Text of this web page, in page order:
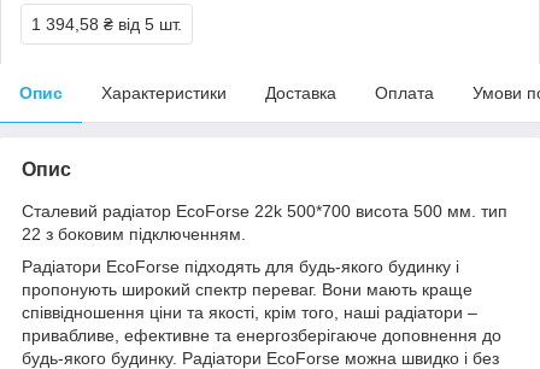
1 394,58 ₴ від 5 шт.
Опис Характеристики Доставка Оплата Умови
Опис
Сталевий радіатор EcoForse 22k 500*700 висота 500 мм. тип
22 з боковим підключенням.
Радіатори EcoForse підходять для будь-якого будинку і
пропонують широкий спектр переваг. Вони мають краще
співвідношення ціни та якості, крім того, наші радіатори –
привабливе, ефективне та енергозберігаюче доповнення до
будь-якого будинку. Радіатори EcoForse можна швидко і без